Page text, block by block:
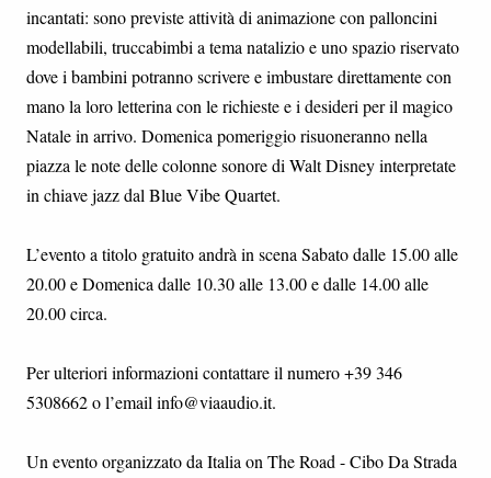
incantati: sono previste attività di animazione con palloncini
modellabili, truccabimbi a tema natalizio e uno spazio riservato
dove i bambini potranno scrivere e imbustare direttamente con
mano la loro letterina con le richieste e i desideri per il magico
Natale in arrivo. Domenica pomeriggio risuoneranno nella
piazza le note delle colonne sonore di Walt Disney interpretate
in chiave jazz dal Blue Vibe Quartet.
L’evento a titolo gratuito andrà in scena Sabato dalle 15.00 alle
20.00 e Domenica dalle 10.30 alle 13.00 e dalle 14.00 alle
20.00 circa.
Per ulteriori informazioni contattare il numero +39 346
5308662 o l’email info@viaaudio.it.
Un evento organizzato da Italia on The Road - Cibo Da Strada